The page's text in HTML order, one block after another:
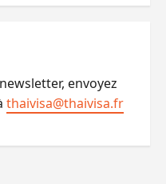
envoyez
thaivisa@thaivisa.fr